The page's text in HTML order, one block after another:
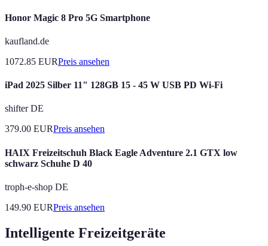
Honor Magic 8 Pro 5G Smartphone
kaufland.de
1072.85 EURPreis ansehen
iPad 2025 Silber 11" 128GB 15 - 45 W USB PD Wi-Fi
shifter DE
379.00 EURPreis ansehen
HAIX Freizeitschuh Black Eagle Adventure 2.1 GTX low
schwarz Schuhe D 40
troph-e-shop DE
149.90 EURPreis ansehen
Intelligente Freizeitgeräte